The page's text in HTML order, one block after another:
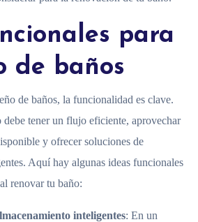
para
de baños
de baños, la funcionalidad es clave.
tener un flujo eficiente, aprovechar
y ofrecer soluciones de
Aquí hay algunas ideas funcionales
renovar tu baño:
inteligentes: En un